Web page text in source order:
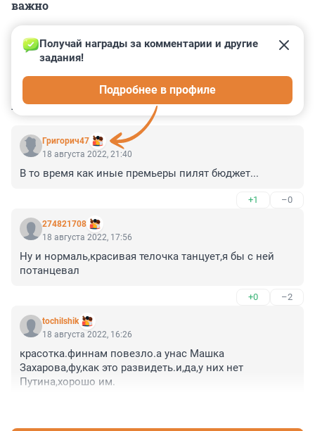
важно
КОММЕНТАРИИ 54
Григорич47
Получай награды за комментарии и другие
задания!
Подробнее в профиле
18 августа 2022, 21:40
В то время как иные премьеры пилят бюджет...
+1 –0
274821708
18 августа 2022, 17:56
Ну и нормаль,красивая телочка танцует,я бы с ней
потанцевал
+0 –2
tochilshik
18 августа 2022, 16:26
красотка.финнам повезло.а унас Машка
Захарова,фу,как это развидеть.и,да,у них нет
Путина,хорошо им.